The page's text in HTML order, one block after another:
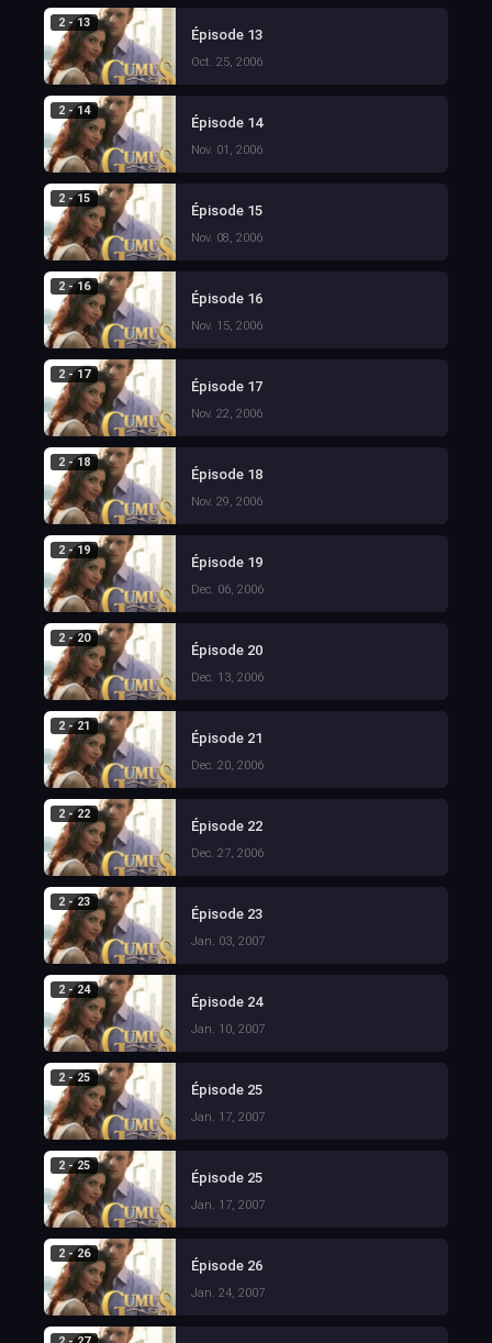
2 - 13
Épisode 13
Oct. 25, 2006
2 - 14
Épisode 14
Nov. 01, 2006
2 - 15
Épisode 15
Nov. 08, 2006
2 - 16
Épisode 16
Nov. 15, 2006
2 - 17
Épisode 17
Nov. 22, 2006
2 - 18
Épisode 18
Nov. 29, 2006
2 - 19
Épisode 19
Dec. 06, 2006
2 - 20
Épisode 20
Dec. 13, 2006
2 - 21
Épisode 21
Dec. 20, 2006
2 - 22
Épisode 22
Dec. 27, 2006
2 - 23
Épisode 23
Jan. 03, 2007
2 - 24
Épisode 24
Jan. 10, 2007
2 - 25
Épisode 25
Jan. 17, 2007
2 - 25
Épisode 25
Jan. 17, 2007
2 - 26
Épisode 26
Jan. 24, 2007